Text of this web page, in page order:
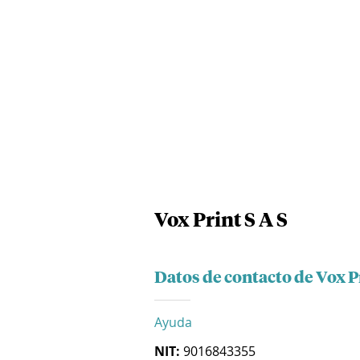
Vox Print S A S
Datos de contacto de Vox
Ayuda
NIT: 9016843355